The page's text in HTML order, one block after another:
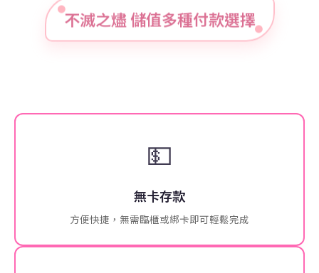
不滅之燼 儲值多種付款選擇
💵
無卡存款
方便快捷，無需臨櫃或綁卡即可輕鬆完成